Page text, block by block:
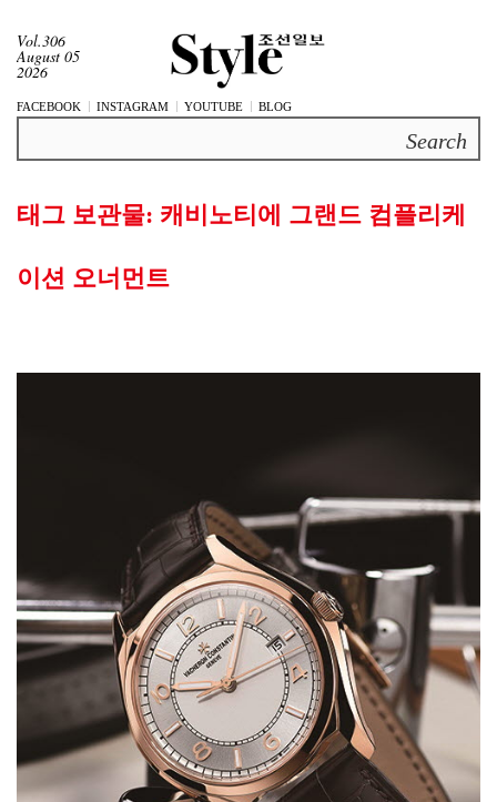
Vol.306
August 05
2026
FACEBOOK INSTAGRAM YOUTUBE BLOG
태그 보관물: 캐비노티에 그랜드 컴플리케
이션 오너먼트